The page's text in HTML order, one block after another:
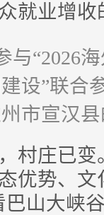
就业增收
与“2026
设”联合
市宣汉
庄已变
优势、
巴山大峡